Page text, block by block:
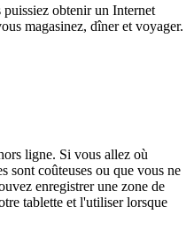
obtenir un Internet
magasinez, dîner et voyager.
ligne. Si vous allez où
sont coûteuses ou que vous ne
enregistrer une zone de
tablette et l'utiliser lorsque